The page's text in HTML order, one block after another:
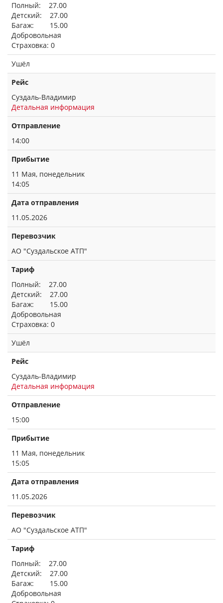
Полный: 27.00
Детский: 27.00
Багаж: 15.00
Добровольная
Страховка: 0
Ушёл
Рейс
Суздаль-Владимир
Детальная информация
Отправление
14:00
Прибытие
11 Мая, понедельник
14:05
Дата отправления
11.05.2026
Перевозчик
АО "Суздальское АТП"
Тариф
Полный: 27.00
Детский: 27.00
Багаж: 15.00
Добровольная
Страховка: 0
Ушёл
Рейс
Суздаль-Владимир
Детальная информация
Отправление
15:00
Прибытие
11 Мая, понедельник
15:05
Дата отправления
11.05.2026
Перевозчик
АО "Суздальское АТП"
Тариф
Полный: 27.00
Детский: 27.00
Багаж: 15.00
Добровольная